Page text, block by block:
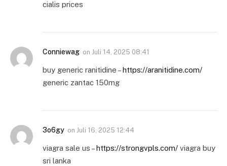
cialis prices
Conniewag on Juli 14, 2025 08:41
buy generic ranitidine –https://aranitidine.com/
generic zantac 150mg
3o6gy on Juli 16, 2025 12:44
viagra sale us –https://strongvpls.com/ viagra buy
sri lanka